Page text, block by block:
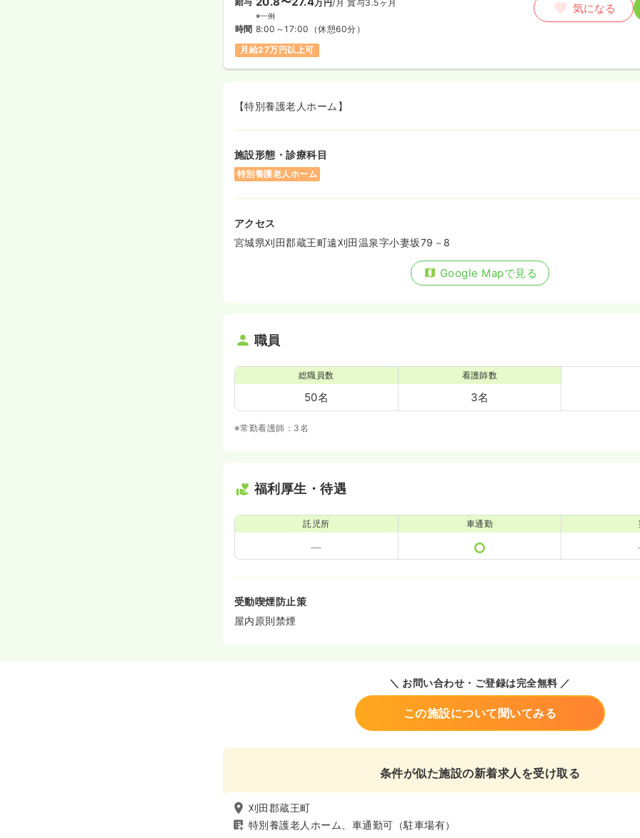
万円/月 賞与3.5ヶ月
※一例
時間 8:00～17:00 （休憩60分）
月給27万円以上可
気になる
【特別養護老人ホーム】
施設形態・診療科目
特別養護老人ホーム
アクセス
宮城県刈田郡蔵王町遠刈田温泉字小妻坂79－8
Google Mapで見る
職員
総職員数
50名
看護師数
3名
※常勤看護師：3名
福利厚生・待遇
託児所 車通勤
受動喫煙防止策
屋内原則禁煙
＼ お問い合わせ・ご登録は完全無料 ／
この施設について聞いてみる
条件が似た施設の新着求人を受け取る
刈田郡蔵王町
特別養護老人ホーム、車通勤可（駐車場有）